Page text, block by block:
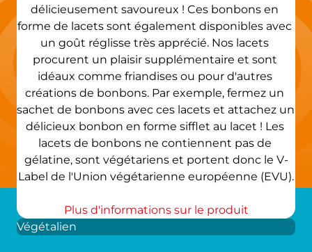
délicieusement savoureux ! Ces bonbons en
forme de lacets sont également disponibles avec
un goût réglisse très apprécié. Nos lacets
procurent un plaisir supplémentaire et sont
idéaux comme friandises ou pour d'autres
créations de bonbons. Par exemple, fermez un
sachet de bonbons avec ces lacets et attachez un
délicieux bonbon en forme sifflet au lacet ! Les
lacets de bonbons ne contiennent pas de
gélatine, sont végétariens et portent donc le V-
Label de l'Union végétarienne européenne (EVU).
Plus d'informations sur le produit
Végétalien